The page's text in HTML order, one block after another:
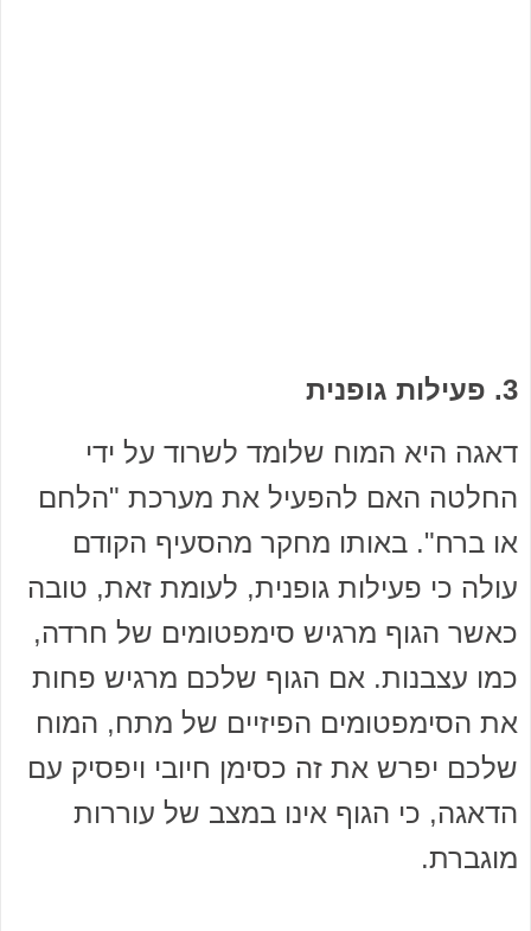
3. פעילות גופנית
דאגה היא המוח שלומד לשרוד על ידי
החלטה האם להפעיל את מערכת "הלחם
או ברח". באותו מחקר מהסעיף הקודם
עולה כי פעילות גופנית, לעומת זאת, טובה
כאשר הגוף מרגיש סימפטומים של חרדה,
כמו עצבנות. אם הגוף שלכם מרגיש פחות
את הסימפטומים הפיזיים של מתח, המוח
שלכם יפרש את זה כסימן חיובי ויפסיק עם
הדאגה, כי הגוף אינו במצב של עוררות
מוגברת.